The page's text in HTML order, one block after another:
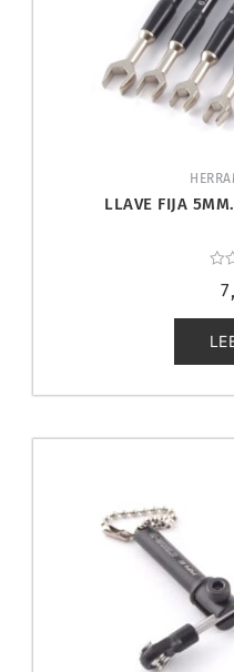
LLAVE FIJA
con
de
5